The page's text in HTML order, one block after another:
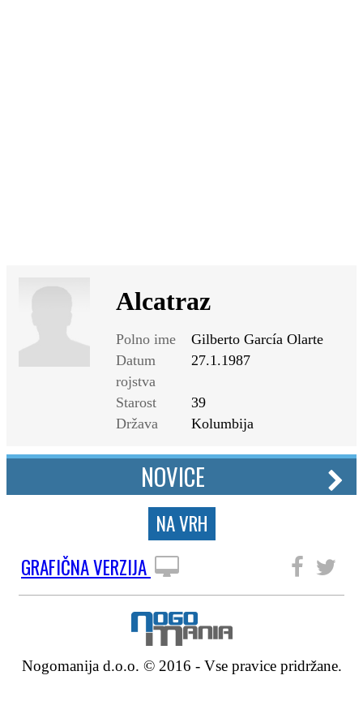
Alcatraz
Polno ime
Gilberto García Olarte
Datum
rojstva
27.1.1987
Starost
39
Država
Kolumbija
NOVICE
NA VRH
GRAFIČNA VERZIJA
Nogomanija d.o.o. © 2016 - Vse pravice pridržane.